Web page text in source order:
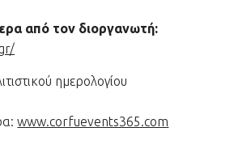
από τον διοργανωτή:
ημερολογίου
www.corfuevents365.com